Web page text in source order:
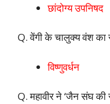
छांदोग्य उपनिषद
Q. वेंगी के चालुक्य वंश का
विष्णुवर्धन
Q. महावीर ने ‘जैन संघ की